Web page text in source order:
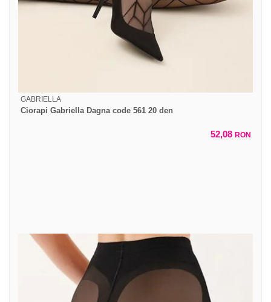
GABRIELLA
Ciorapi Gabriella Dagna code 561 20 den
52,08 RON